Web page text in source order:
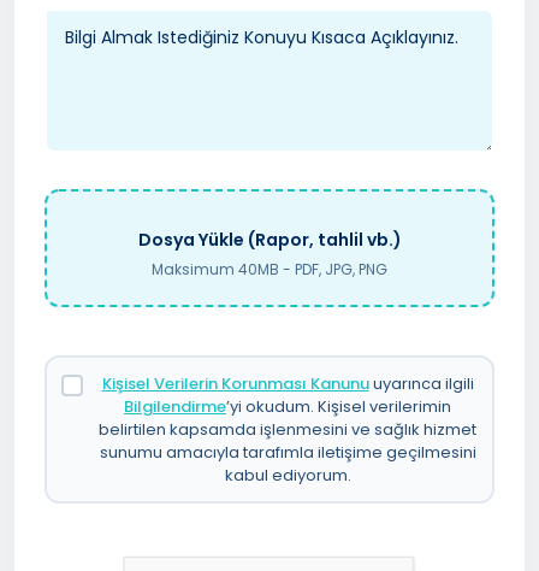
Dosya Yükle (Rapor, tahlil vb.)
Maksimum 40MB - PDF, JPG, PNG
Kişisel Verilerin Korunması Kanunuuyarınca ilgili
Bilgilendirme’yi okudum. Kişisel verilerimin
belirtilen kapsamda işlenmesini ve sağlık hizmet
sunumu amacıyla tarafımla iletişime geçilmesini
kabul ediyorum.